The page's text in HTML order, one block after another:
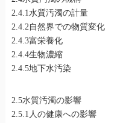
2.4.1水質汚濁の計量
2.4.2自然界での物質変化
2.4.3富栄養化
2.4.4生物濃縮
2.4.5地下水汚染
2.5水質汚濁の影響
2.5.1人の健康への影響